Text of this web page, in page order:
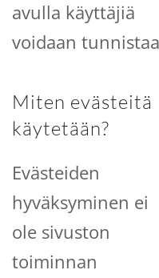
avulla käyttäjiä
voidaan
Miten evästeitä
käytetään?
Evästeiden
hyväksyminen ei
ole sivuston
toiminnan